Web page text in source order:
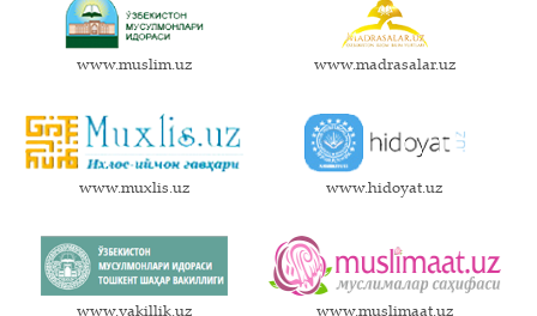
www.muslim.uz www.madrasalar.uz
www.muxlis.uz www.hidoyat.uz
www.vakillik.uz www.muslimaat.uz